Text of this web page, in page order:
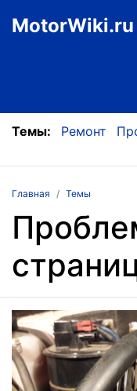
MotorWiki.ru
Темы: Ремонт
Главная Темы